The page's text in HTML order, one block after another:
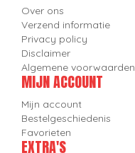
Over ons
Verzend informatie
Privacy policy
Disclaimer
Algemene voorwaarden
MIJN ACCOUNT
Mijn account
Bestelgeschiedenis
Favorieten
EXTRA'S